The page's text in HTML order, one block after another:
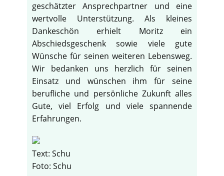
geschätzter Ansprechpartner und eine
wertvolle Unterstützung. Als kleines
Dankeschön erhielt Moritz ein
Abschiedsgeschenk sowie viele gute
Wünsche für seinen weiteren Lebensweg.
Wir bedanken uns herzlich für seinen
Einsatz und wünschen ihm für seine
berufliche und persönliche Zukunft alles
Gute, viel Erfolg und viele spannende
Erfahrungen.
Text: Schu
Foto: Schu